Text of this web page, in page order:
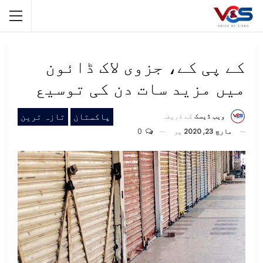
کے پی کے، جزوی لاک ڈائون
میں مزید سات دن کی توسیع
پاکستان تازہ ترین ویب ڈیسک کے ذریعہ
مارچ 23, 2020
پر